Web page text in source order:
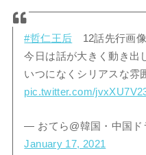
#哲仁王后 12話先行画像
今日は話が大きく動き出
いつになくシリアスな雰
pic.twitter.com/
— おてら@韓国・中国ド
January 17, 2021